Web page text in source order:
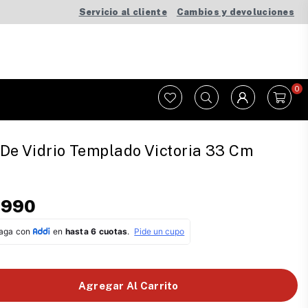
Servicio al cliente Cambios y devoluciones
0
Vidrio Templado Victoria 33 Cm
Agregar Al Carrito